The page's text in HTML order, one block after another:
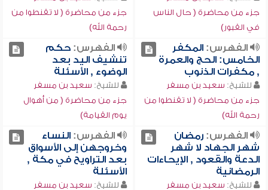
جزء من محاضرة ( حال الناس
في القبور)
جزء من محاضرة ( لا تقنطوا من
رحمة الله)
الفهرس:المكفر
الخامس: الحج والعمرة
, مكفرات الذنوب
للشيخ: سعيد بن مسفر
جزء من محاضرة ( لا تقنطوا من
رحمة الله)
الفهرس:حكم
تنشيف اليد بعد
الوضوء , الأسئلة
للشيخ: سعيد بن مسفر
جزء من محاضرة ( من أهوال
يوم القيامة)
الفهرس:رمضان
شهر الجهاد لا شهر
الدعة والقعود , الإيحاءات
الرمضانية
للشيخ: سعيد بن مسفر
الفهرس:النساء
وخروجهن إلى الأسواق
بعد التراويح في مكة ,
الأسئلة
للشيخ: سعيد بن مسفر